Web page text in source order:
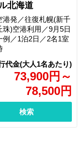
北海道
73,900円 ～
78,500円
港発／往復札幌(新千
珠)空港利用／9月5日
例／1泊2日／2名1室
検索